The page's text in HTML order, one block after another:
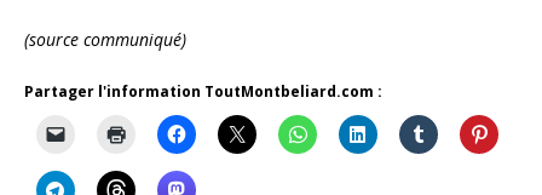
(source communiqué)
Partager l'information ToutMontbeliard.com :